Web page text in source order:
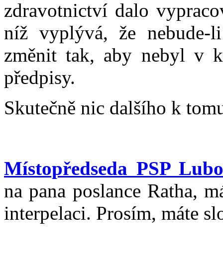
zdravotnictví dalo
níž vyplývá, že nebude-
změnit tak, aby nebyl v
předpisy.
Skutečně nic dalšího k
Místopředseda PSP
na pana poslance Ratha,
interpelaci. Prosím, máte